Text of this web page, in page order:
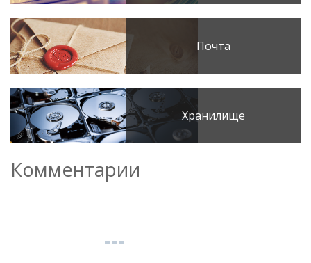
Почта
Хранилище
Комментарии